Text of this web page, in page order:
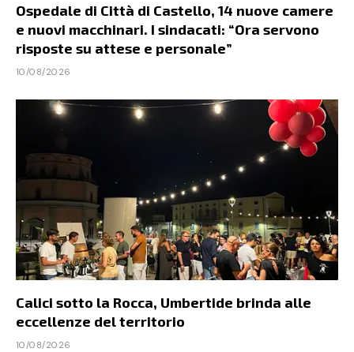
Ospedale di Città di Castello, 14 nuove camere
e nuovi macchinari. I sindacati: “Ora servono
risposte su attese e personale”
10/08/2026
Calici sotto la Rocca, Umbertide brinda alle
eccellenze del territorio
10/08/2026